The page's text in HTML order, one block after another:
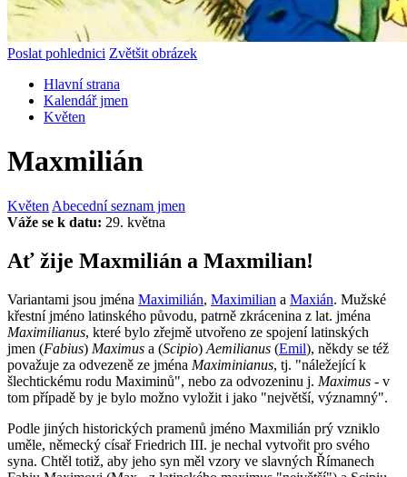
Poslat pohlednici Zvětšit obrázek
Hlavní strana
Kalendář jmen
Květen
Maxmilián
Květen Abecední seznam jmen
Váže se k datu: 29. května
Ať žije Maxmilián a Maxmilian!
Variantami jsou jména Maximilián, Maximilian a Maxián. Mužské
křestní jméno latinského původu, patrně zkrácenina z lat. jména
Maximilianus, které bylo zřejmě utvořeno ze spojení latinských
jmen (Fabius) Maximus a (Scipio) Aemilianus (Emil), někdy se též
považuje za odvezeně ze jména Maximinianus, tj. "náležející k
šlechtickému rodu Maximinů", nebo za odvozeninu j. Maximus - v
tom případě by je bylo možno vyložit i jako "největší, významný".
Podle jiných historických pramenů jméno Maxmilián prý vzniklo
uměle, německý císař Friedrich III. je nechal vytvořit pro svého
syna. Chtěl totiž, aby jeho syn měl vzory ve slavných Římanech